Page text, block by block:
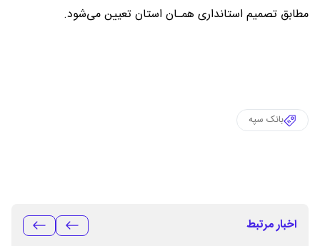
مطابق تصمیم استانداری همـان استان تعیین می‌شود.
بانک سپه
اخبار مرتبط